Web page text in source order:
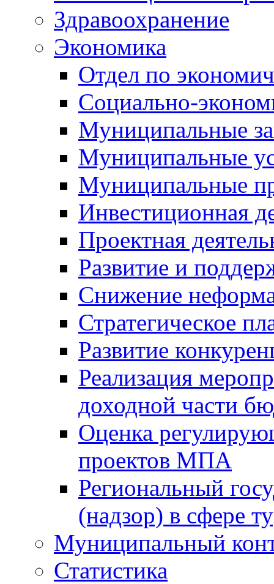
Здравоохранение
Экономика
Отдел по
Социально-
Муниципальные
Муниципальные
Муниципальные
Инвестиционная
Проектная
Развитие и
Снижение
Стратегическое
Развитие
Реализация
доходной части
Оценка
проектов МПА
Региональный
(надзор) в сфере
Муниципальный
Статистика